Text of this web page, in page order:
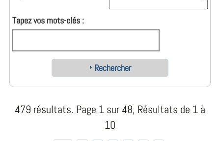
Tapez vos mots-clés :
Rechercher
479 résultats. Page 1 sur 48, Résultats de 1 à
10